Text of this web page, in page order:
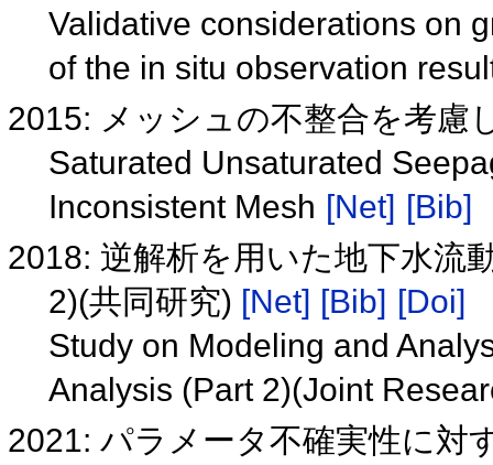
Validative considerations on
of the in situ observation
2015: メッシュの不整合を考慮
Saturated Unsaturated
Inconsistent Mesh [Net] [Bib]
2018: 逆解析を用いた地下水流
2)(共同研究) [Net] [Bib] [Doi]
Study on Modeling and
Analysis (Part 2)(Joint
2021: パラメータ不確実性に対